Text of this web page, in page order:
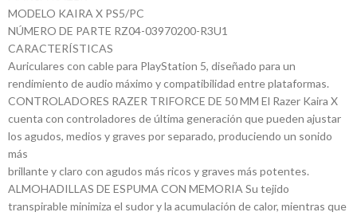
MODELO KAIRA X PS5/PC
NÚMERO DE PARTE RZ04-03970200-R3U1
CARACTERÍSTICAS
Auriculares con cable para PlayStation 5, diseñado para un
rendimiento de audio máximo y compatibilidad entre plataformas.
CONTROLADORES RAZER TRIFORCE DE 50 MM El Razer Kaira X
cuenta con controladores de última generación que pueden ajustar
los agudos, medios y graves por separado, produciendo un sonido
más
brillante y claro con agudos más ricos y graves más potentes.
ALMOHADILLAS DE ESPUMA CON MEMORIA Su tejido
transpirable minimiza el sudor y la acumulación de calor, mientras que